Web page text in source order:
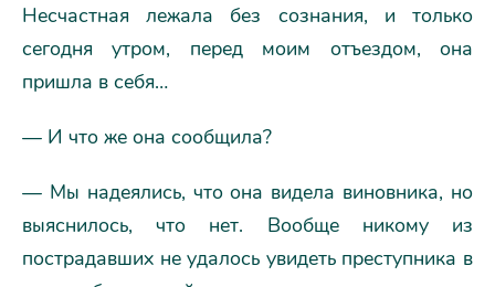
Несчастная лежала без сознания, и только
сегодня утром, перед моим отъездом, она
пришла в себя…
— И что же она сообщила?
— Мы надеялись, что она видела виновника, но
выяснилось, что нет. Вообще никому из
пострадавших не удалось увидеть преступника в